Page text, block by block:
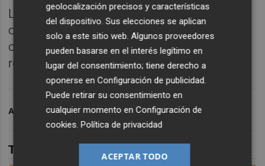
La pasada temporada logró acceder al play
off de ascenso a Primera RFEF gracias a la
cuarta posición que ocupó en su liga siendo
recién ascendido.
ARCHIVADO EN CD CASTELLÓN FÚTBOL
TAMBIÉN TE PUEDE INTERESAR
geolocalización precisos y características
del dispositivo. Sus elecciones se aplican
solo a este sitio web. Algunos proveedores
pueden basarse en el interés legítimo en
lugar del consentimiento; tiene derecho a
oponerse enConfiguración de publicidad
Puede retirar su consentimiento en
cualquier momento enConfiguración de
cookies .Política de privacidad
ACEPTAR TODO